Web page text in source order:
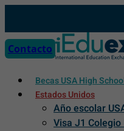
content
Contacto
Becas USA High
Estados Unidos
Año escolar
Visa J1